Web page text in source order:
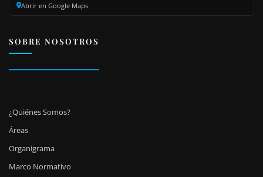
Abrir en Google Maps
SOBRE NOSOTROS
¿Quiénes Somos?
Áreas
Organigrama
Marco Normativo